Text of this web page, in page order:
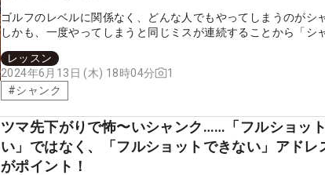
ゴルフのレベルに関係なく、どんな人でもやってしまうのがシ
しかも、一度やってしまうと同じミスが連続することから「シ
するとともに、直し方や練習方法、さらにラウンド中の応急処
します。シャンクに悩んでいる人はもちろん、その怖さを知ら
も、シャンクの恐怖と対処法を理解しておきましょう。
レッスン
2024年6月13日 (木) 18時04分
1
#シャンク
ツマ先下がりで怖〜いシャンク……「フルショッ
い」ではなく、「フルショットできない」アドレ
がポイント！